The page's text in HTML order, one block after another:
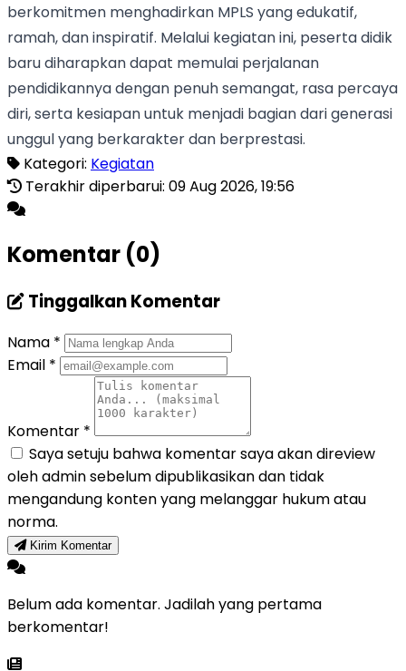
berkomitmen menghadirkan MPLS yang edukatif,
ramah, dan inspiratif. Melalui kegiatan ini, peserta didik
baru diharapkan dapat memulai perjalanan
pendidikannya dengan penuh semangat, rasa percaya
diri, serta kesiapan untuk menjadi bagian dari generasi
unggul yang berkarakter dan berprestasi.
Kategori: Kegiatan
Terakhir diperbarui: 09 Aug 2026, 19:56
Komentar (0)
Tinggalkan Komentar
Nama *
Email *
Komentar *
Saya setuju bahwa komentar saya akan direview
oleh admin sebelum dipublikasikan dan tidak
mengandung konten yang melanggar hukum atau
norma.
Kirim Komentar
Belum ada komentar. Jadilah yang pertama
berkomentar!